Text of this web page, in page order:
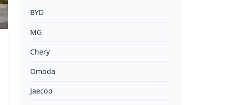
BYD
MG
Chery
Omoda
Jaecoo